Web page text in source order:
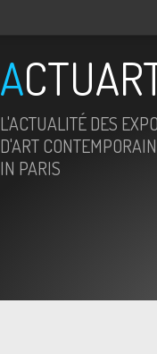
L'ACTUALITÉ DES
D'ART
IN PARIS